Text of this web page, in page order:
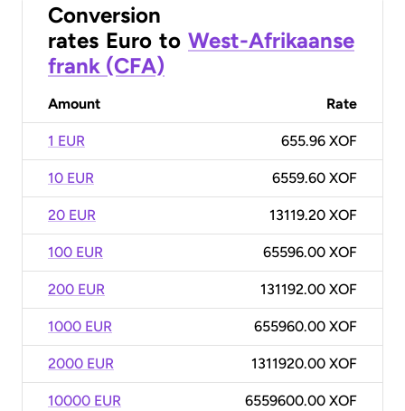
Conversion
rates Euro to West-Afrikaanse
frank (CFA)
Amount Rate
1 EUR 655.96 XOF
10 EUR 6559.60 XOF
20 EUR 13119.20 XOF
100 EUR 65596.00 XOF
200 EUR 131192.00 XOF
1000 EUR 655960.00 XOF
2000 EUR 1311920.00 XOF
10000 EUR 6559600.00 XOF